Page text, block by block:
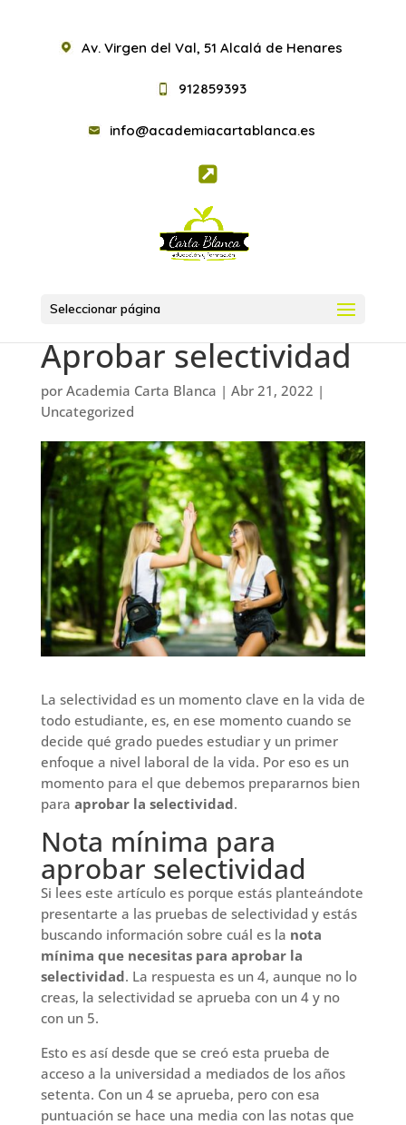
Av. Virgen del Val, 51 Alcalá de Henares
912859393
info@academiacartablanca.es
Seleccionar página
Aprobar selectividad
por Academia Carta Blanca | Abr 21, 2022 |
Uncategorized
La selectividad es un momento clave en la vida de
todo estudiante, es, en ese momento cuando se
decide qué grado puedes estudiar y un primer
enfoque a nivel laboral de la vida. Por eso es un
momento para el que debemos prepararnos bien
para aprobar la selectividad.
Nota mínima para
aprobar selectividad
Si lees este artículo es porque estás planteándote
presentarte a las pruebas de selectividad y estás
buscando información sobre cuál es la nota
mínima que necesitas para aprobar la
selectividad. La respuesta es un 4, aunque no lo
creas, la selectividad se aprueba con un 4 y no
con un 5.
Esto es así desde que se creó esta prueba de
acceso a la universidad a mediados de los años
setenta. Con un 4 se aprueba, pero con esa
puntuación se hace una media con las notas que